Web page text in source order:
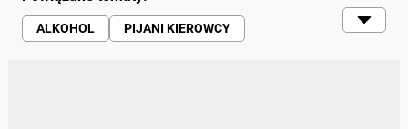
ALKOHOL
PIJANI KIEROWCY